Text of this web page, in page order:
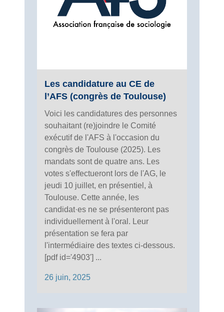
Les candidature au CE de
l’AFS (congrès de Toulouse)
Voici les candidatures des personnes
souhaitant (re)joindre le Comité
exécutif de l'AFS à l'occasion du
congrès de Toulouse (2025). Les
mandats sont de quatre ans. Les
votes s'effectueront lors de l'AG, le
jeudi 10 juillet, en présentiel, à
Toulouse. Cette année, les
candidat·es ne se présenteront pas
individuellement à l'oral. Leur
présentation se fera par
l'intermédiaire des textes ci-dessous.
[pdf id='4903'] ...
26 juin, 2025